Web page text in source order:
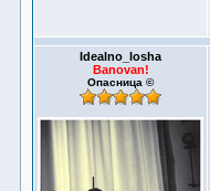
Idealno_losha
Banovan!
Опасница ©